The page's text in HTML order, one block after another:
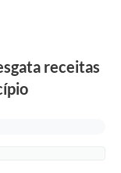
receitas